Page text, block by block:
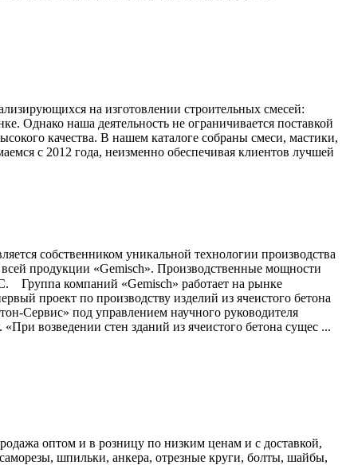
на изготовлении строительных смесей:
Однако наша деятельность не ограничивается поставкой
качества. В нашем каталоге собраны смеси, мастики,
с 2012 года, неизменно обеспечивая клиентов лучшей
собственником уникальной технологии производства
продукции «Gemisch». Производственные мощности
⠀Группа компаний «Gemisch» работает на рынке
проект по производству изделий из ячеистого бетона
Сервис» под управлением научного руководителя
возведении стен зданий из ячеистого бетона сущес ...
оптом и в розницу по низким ценам и с доставкой,
шпильки, анкера, отрезные круги, болты, шайбы,